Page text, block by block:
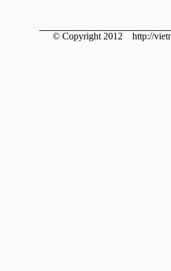
© Copyright 2012 http://